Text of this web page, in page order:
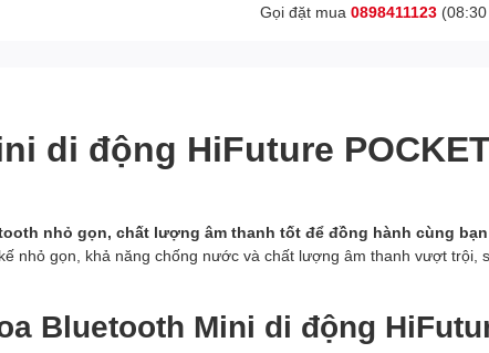
Gọi đặt mua 0898411123(08:30
di động HiFuture
nhỏ gọn, chất lượng âm thanh tốt để đồng hành cùng
nhỏ gọn, khả năng chống nước và chất lượng âm thanh vượt
Bluetooth Mini di động